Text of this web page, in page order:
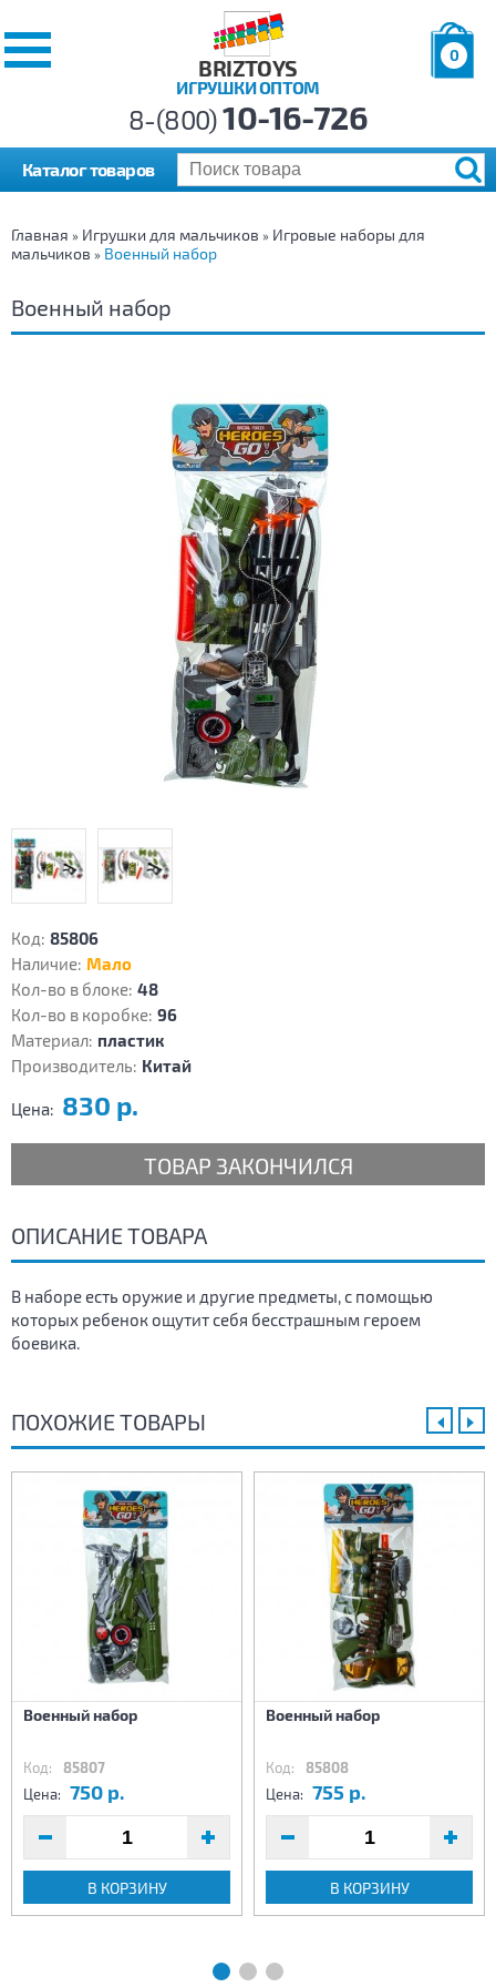
BRIZTOYS
ИГРУШКИ ОПТОМ
0
р.
8-(800)10-16-726
Каталог товаров
Главная » Игрушки для мальчиков » Игровые наборы для
мальчиков » Военный набор
Военный набор
Код: 85806
Наличие: Мало
Кол-во в блоке: 48
Кол-во в коробке: 96
Материал: пластик
Производитель: Китай
Цена: 830 р.
ТОВАР ЗАКОНЧИЛСЯ
ОПИСАНИЕ ТОВАРА
В наборе есть оружие и другие предметы, с помощью
которых ребенок ощутит себя бесстрашным героем
боевика.
ПОХОЖИЕ ТОВАРЫ
Военный набор
Код: 85807
Цена: 750 р.
В КОРЗИНУ
Военный набор
Код: 85808
Цена: 755 р.
В КОРЗИНУ